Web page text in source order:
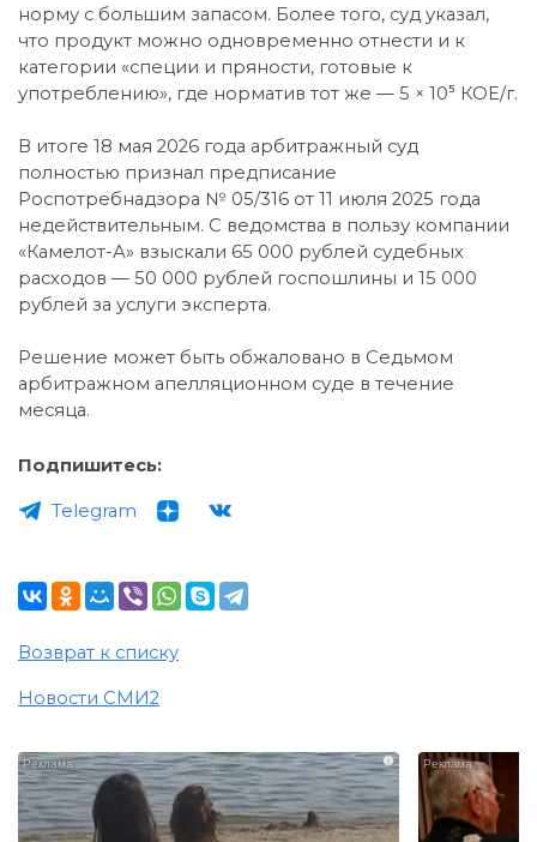
норму с большим запасом. Более того, суд указал,
что продукт можно одновременно отнести и к
категории «специи и пряности, готовые к
употреблению», где норматив тот же — 5 × 10⁵ КОЕ/г.
В итоге 18 мая 2026 года арбитражный суд
полностью признал предписание
Роспотребнадзора № 05/316 от 11 июля 2025 года
недействительным. С ведомства в пользу компании
«Камелот-А» взыскали 65 000 рублей судебных
расходов — 50 000 рублей госпошлины и 15 000
рублей за услуги эксперта.
Решение может быть обжаловано в Седьмом
арбитражном апелляционном суде в течение
месяца.
Подпишитесь:
Telegram
Возврат к списку
Новости СМИ2
i